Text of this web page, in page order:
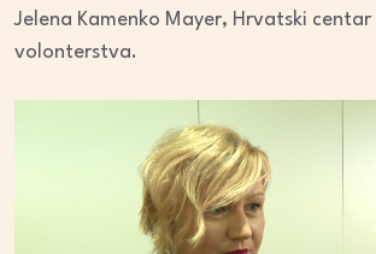
Jelena Kamenko Mayer, Hrvatski
volonterstva.